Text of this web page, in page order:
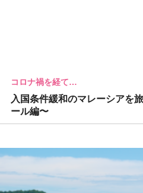
コロナ禍を経て…
入国条件緩和のマレーシアを
ール編〜